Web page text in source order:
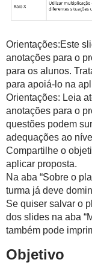
Orientações:Este
anotações para o
para os alunos.
para apoiá-lo na
Orientações: Leia
anotações para o
questões podem
adequações ao
Compartilhe o
aplicar proposta.
Na aba “Sobre o
turma já deve
Se quiser salvar o
dos slides na aba
também pode
Objetivo